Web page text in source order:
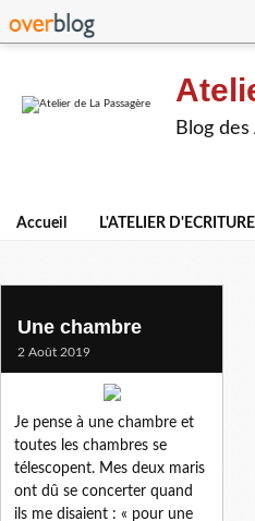
Blog
Accueil L'ATELIER D'ECRITURE
corinne olga
Une chambre
2 Août 2019
Je pense à une chambre et
toutes les chambres se
télescopent. Mes deux maris
ont dû se concerter quand
ils me disaient : « pour une